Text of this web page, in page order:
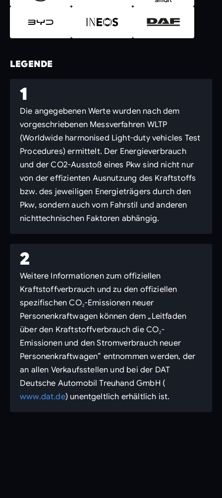
LEGENDE
1
Die angegebenen Werte wurden nach dem
vorgeschriebenen Messverfahren WLTP
(Worldwide harmonised Light-duty vehicles Test
Procedures) ermittelt. Der Energieverbrauch
und der CO2-Ausstoß eines Pkw sind nicht nur
von der effizienten Ausnutzung des Kraftstoffs
bzw. des jeweiligen Energieträgers durch den
Pkw, sondern auch vom Fahrstil und anderen
nichttechnischen Faktoren abhängig.
2
Weitere Informationen zum offiziellen
Kraftstoffverbrauch und zu den offiziellen
spezifischen CO₂-Emissionen neuer
Personenkraftwagen können dem „Leitfaden
über den Kraftstoffverbrauch die CO₂-
Emissionen und den Stromverbrauch neuer
Personenkraftwagen” entnommen werden, der
an allen Verkaufsstellen und bei der DAT
Deutsche Automobil Treuhand GmbH (
www.dat.de) unentgeltlich erhältlich ist.